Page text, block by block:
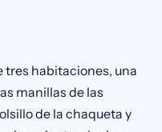
tres habitaciones, una
manillas de las
de la chaqueta y